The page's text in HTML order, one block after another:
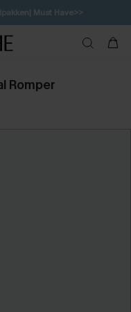
Must Have>>
korting>>
SW15
Romper